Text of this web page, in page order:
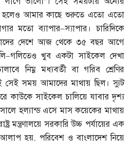
হলেও আমার কাছে শুরুতে এতো এতো
মতো ব্যাপার–স্যাপার। চারিদিকে
দেশে আজ থেকে ৩৫ বছর আগে
–গলিতেও খুব একটা সাইকেল দেখা
নিম্ন মধ্যবর্তী বা গরিব শ্রেণির
সেই সময় আমাদের মাথায় ছিল। স্যুট
কাউকে সাইকেল চালিয়ে যাবার দৃশ্য
হল্যান্ড এসে মাস কয়েকের মাথায়
মন্ত্রণালয়ে সরকারি উচ্চ পর্যায়ের এক
আলাপ হয়, পরিবেশ ও বাংলাদেশ নিয়ে